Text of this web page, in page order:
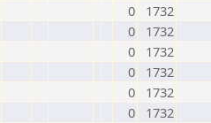
0
1732
0
1732
0
1732
0
1732
0
1732
0
1732